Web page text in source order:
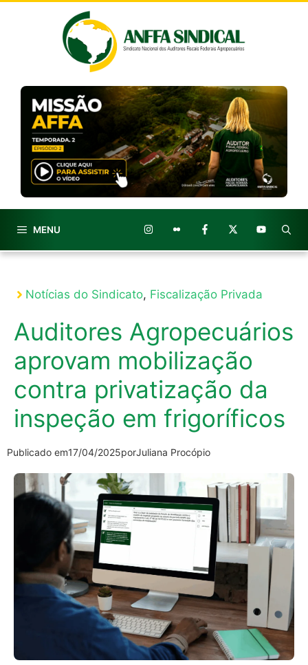
MENU
Notícias do Sindicato, Fiscalização Privada
Auditores Agropecuários
aprovam mobilização
contra privatização da
inspeção em frigoríficos
Publicado em17/04/2025porJuliana Procópio